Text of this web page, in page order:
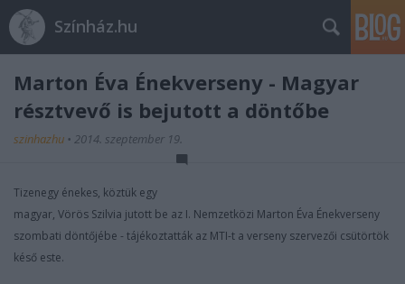
Színház.hu
Marton Éva Énekverseny - Magyar
résztvevő is bejutott a döntőbe
szinhazhu • 2014. szeptember 19.
Tizenegy énekes, köztük egy
magyar, Vörös Szilvia jutott be az I. Nemzetközi Marton Éva Énekverseny
szombati döntőjébe - tájékoztatták az MTI-t a verseny szervezői csütörtök
késő este.